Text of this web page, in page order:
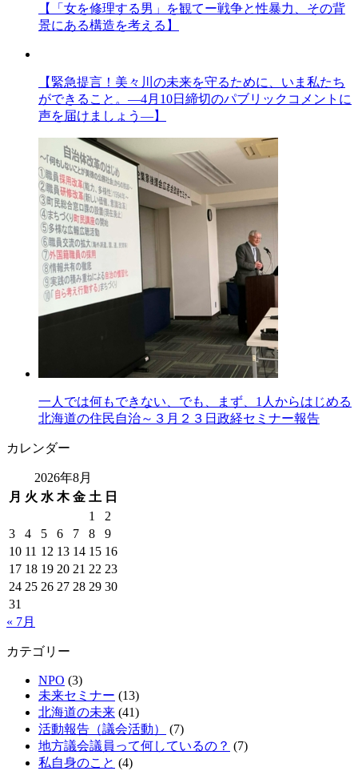
【「女を修理する男」を観てー戦争と性暴力、その背
景にある構造を考える】
【緊急提言！美々川の未来を守るために、いま私たち
ができること。―4月10日締切のパブリックコメントに
声を届けましょう―】
一人では何もできない、でも、まず、1人からはじめる
北海道の住民自治～３月２３日政経セミナー報告
カレンダー
2026年8月
月 火 水 木 金 土 日
1
2
3
4 5 6 7 8
9
10 11 12 13 14 15 16
17 18 19 20 21 22 23
24 25 26 27 28 29 30
31
« 7月
カテゴリー
NPO (3)
未来セミナー (13)
北海道の未来 (41)
活動報告（議会活動）
(7)
地方議会議員って何しているの？ (7)
私自身のこと (4)